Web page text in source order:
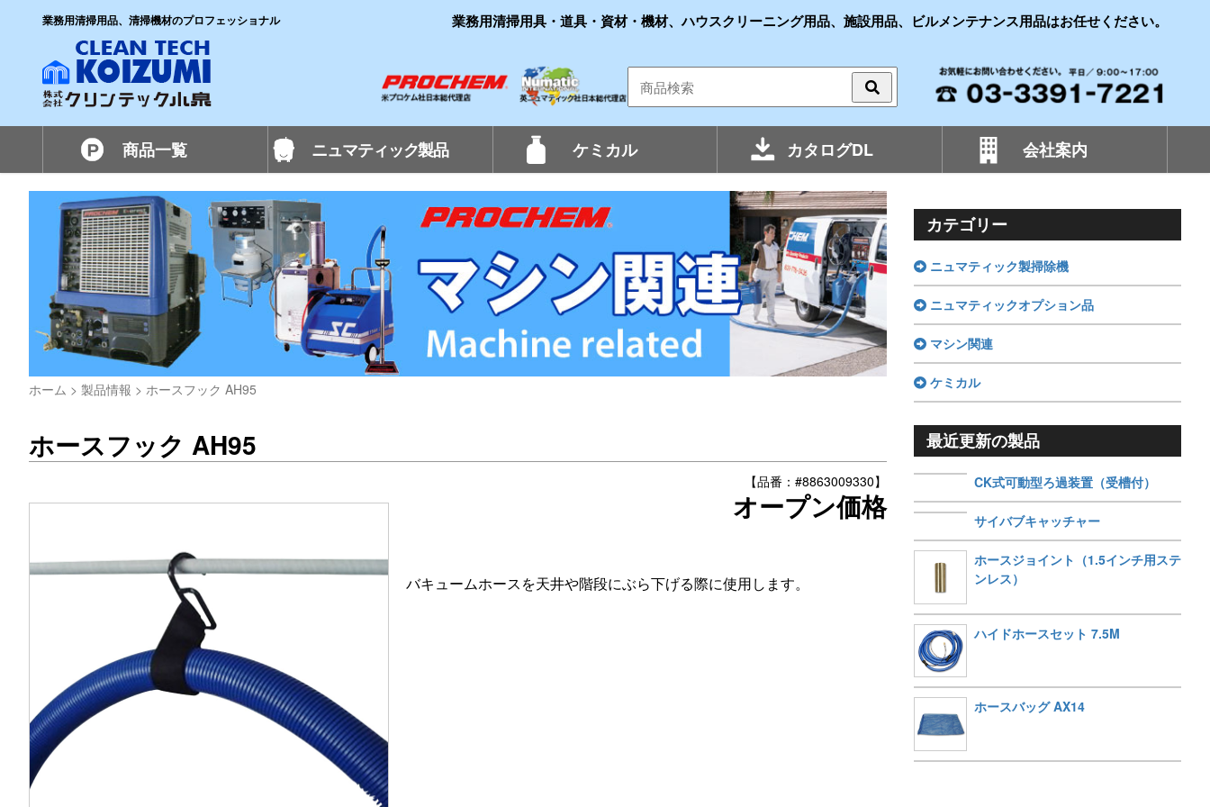
業務用清掃用品、清掃機材のプロフェッショナル 業務用清掃用具・道具・資材・機材、ハウスクリーニング用品、施設用品、ビルメンテナンス用品はお任せください。
商品一覧 ニュマティック製品 ケミカル カタログDL 会社案内
ホーム > 製品情報 > ホースフック AH95
ホースフック AH95
【品番：#8863009330】
オープン価格
バキュームホースを天井や階段にぶら下げる際に使用します。
カテゴリー
ニュマティック製掃除機
ニュマティックオプション品
マシン関連
ケミカル
最近更新の製品
CK式可動型ろ過装置（受槽付）
サイバブキャッチャー
ホースジョイント（1.5インチ用ステ
ンレス）
ハイドホースセット 7.5M
ホースバッグ AX14